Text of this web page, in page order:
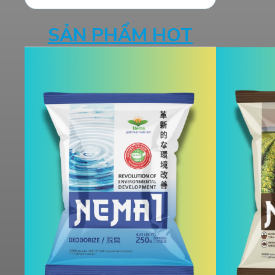
SẢN PHẨM HOT
Thực Phẩm, Bến Lức – Long
An
Giải Pháp Organic Carbon
Cho Khu Xử Lý Nước Thải
ORGANIC CARBON ĐÃ CÓ
MẶT TẠI CHÂU PHI